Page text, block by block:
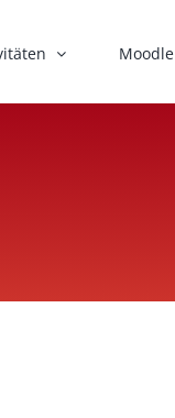
Moodle